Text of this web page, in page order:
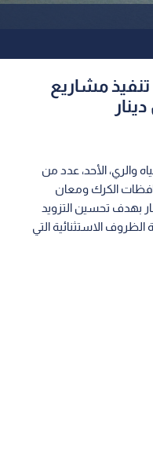
تنفيذ مشاريع
والري، الأحد، عدد من
الكرك ومعان
على 1,775 مليون دينار بهدف تحسين التزويد
الاستثنائية التي